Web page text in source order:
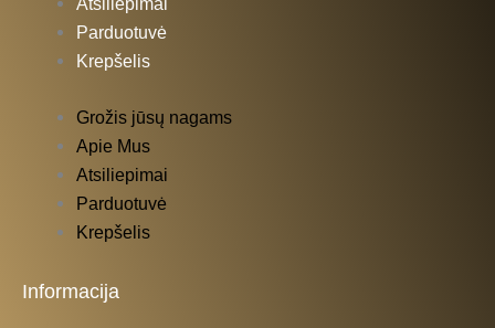
Parduotuvė
Krepšelis
Grožis jūsų nagams
Apie Mus
Atsiliepimai
Parduotuvė
Krepšelis
Informacija